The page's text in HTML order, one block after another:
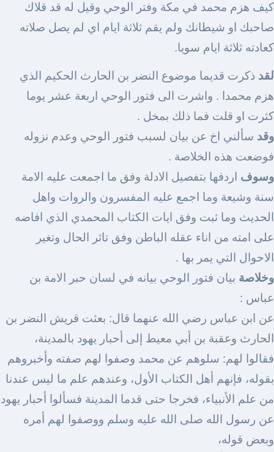
كيف هزم محمد في مكة وفتر الوحي وقيل له قد قلاك
صاحبك او شيطانك ولم يقم ثلاثة ايام اي لم يصل صلاته
كعادته ثلاثة ايام سويا.
لقد ذكرت قديما موضوع النضر بن الحارث الحكيم الذي
هزم محمدا . واشرت الى فتور الوحي اربعة عشر يوما
كثرت او قلت فما ذلك بمخل .
وقد سألني اخ عن بيان لسبب فتور الوحي وعدم نزوله
فوضعت هذه الخلاصة .
وسوف اردفها بتفصيل الادلة وفق ما اجمعت عليه الامة
سنة وشيعة وما اجمع عليه المفسرون والروات واهل
الحديث وما ثبت وفق ايات الكتاب المحمدي الذي افاضه
على امته من اناء عقله الباطن وفق تاثر الحال وتغير
الاحوال التي يمر بها .
وخلاصة بيان فتور الوحي بيانه في لسان حبر الامة بن
عباس :
عن ابن عباس رضي الله عنهما قال: بعثت قريش النضر بن
الحارث وعقبة بن أبي معيط إلى أحبار يهود بالمدينة،
فقالوا لهم: سلوهم عن محمد وصفوا لهم صفته وأخبروهم
بقوله، فإنهم أهل الكتاب الأول، وعندهم علم ما ليس عندنا
من علم الأنبياء، فخرجا حتى قدما المدينة فسألوا أحبار يهود
عن رسول الله صلى الله عليه وسلم ووصفوا لهم أمره
وبعض قوله،